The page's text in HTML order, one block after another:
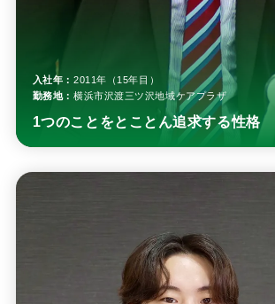
入社年： 2011年（15年目）
勤務地： 横浜市沢渡三ツ沢地域ケアプラザ
1つのことをとことん追求する性格